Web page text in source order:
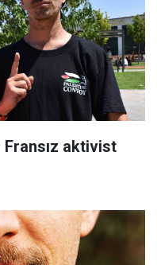
Fransız aktivist